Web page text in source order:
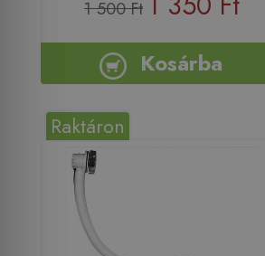
1 500 Ft
Kosárba
Raktáron